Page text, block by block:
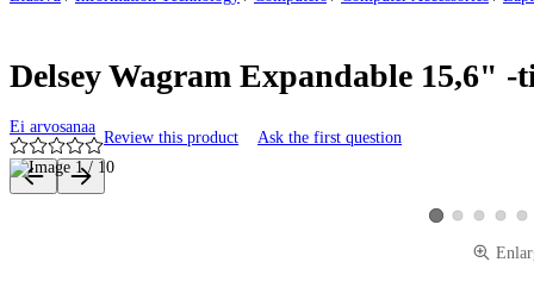
Delsey Wagram Expandable 15,6"
Ei arvosanaa
Review this product Ask the first question
Product images and videos
View product
View product image
View product
View